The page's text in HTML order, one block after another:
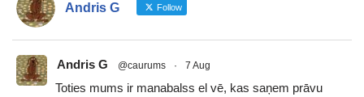
Andris G Follow
Andris G @caurums · 7 Aug
Toties mums ir manabalss el vē, kas saņem prāvu